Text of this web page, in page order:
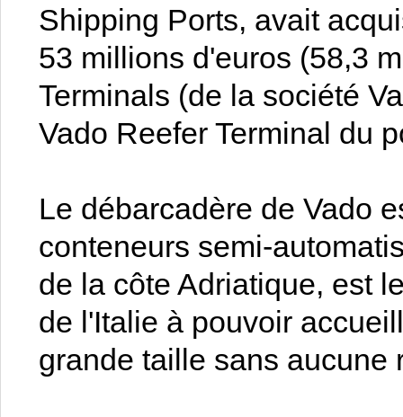
Shipping Ports, avait
53 millions d'euros (58,3
Terminals (de la société
Vado Reefer Terminal du
Le débarcadère de Vado
conteneurs semi-
de la côte Adriatique, est
de l'Italie à pouvoir
grande taille sans aucune